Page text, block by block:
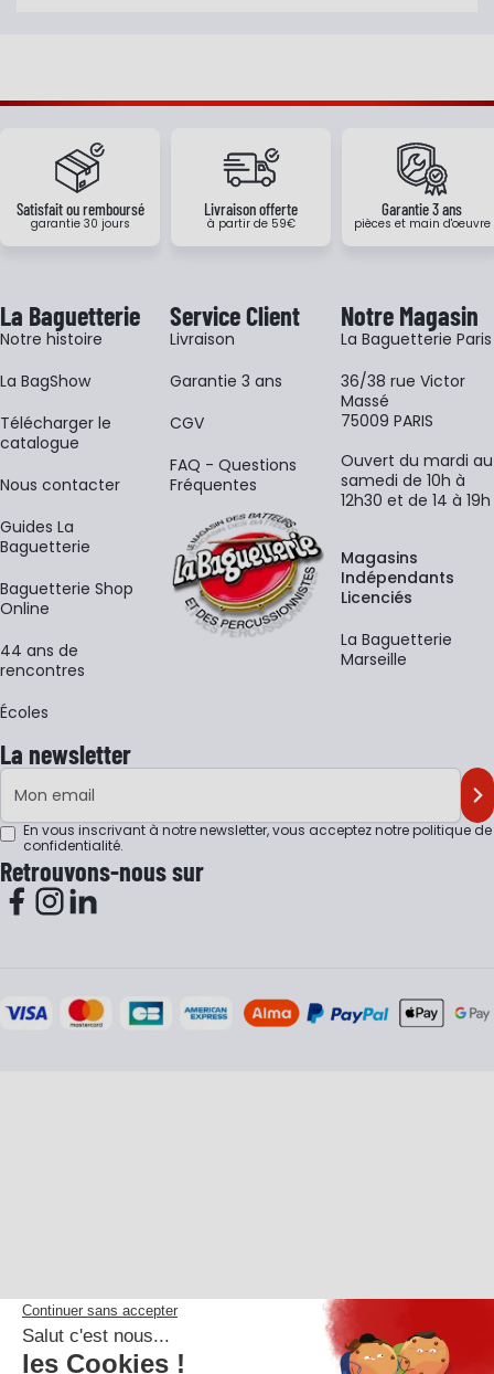
Satisfait ou remboursé
garantie 30 jours
Livraison offerte
à partir de 59€
Garantie 3 ans
pièces et main d'oeuvre
La Baguetterie
Notre histoire
La BagShow
​Télécharger le
catalogue
Nous contacter
Guides La
Baguetterie
Baguetterie Shop
Online
44 ans de
rencontres
Écoles
Service Client
Livraison
Garantie 3 ans
CGV
FAQ - Questions
Fréquentes
Notre Magasin
La Baguetterie Paris
36/38 rue Victor
Massé
75009 PARIS
Ouvert du mardi au
samedi de 10h à
12h30 et de 14 à 19h
Magasins
Indépendants
Licenciés
La Baguetterie
Marseille
La newsletter
Adresse e-mail
En vous inscrivant à notre newsletter, vous acceptez notrepolitique de
confidentialité.
Retrouvons-nous sur